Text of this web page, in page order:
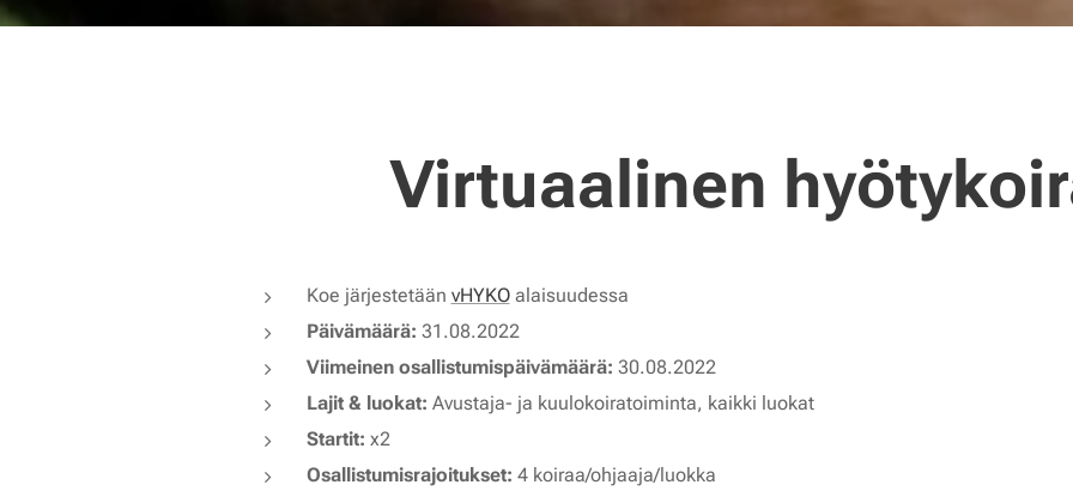
Virtuaalinen
Koe järjestetään vHYKOalaisuudessa
Päivämäärä: 31.08.2022
Viimeinen osallistumispäivämäärä: 30.08.2022
Lajit & luokat: Avustaja- ja kuulokoiratoiminta, kaikki luokat
Startit: x2
Osallistumisrajoitukset: 4 koiraa/ohjaaja/luokka